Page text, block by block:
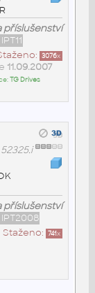
příslušenství
3076x
11.09.2007
TG Drives
příslušenství
Staženo: 741x